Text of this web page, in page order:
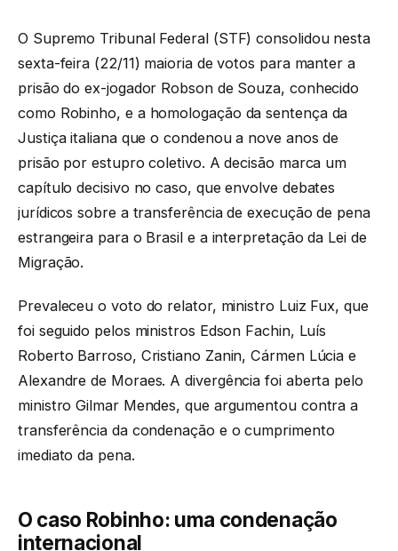
O Supremo Tribunal Federal (STF) consolidou nesta
sexta-feira (22/11) maioria de votos para manter a
prisão do ex-jogador Robson de Souza, conhecido
como Robinho, e a homologação da sentença da
Justiça italiana que o condenou a nove anos de
prisão por estupro coletivo. A decisão marca um
capítulo decisivo no caso, que envolve debates
jurídicos sobre a transferência de execução de pena
estrangeira para o Brasil e a interpretação da Lei de
Migração.
Prevaleceu o voto do relator, ministro Luiz Fux, que
foi seguido pelos ministros Edson Fachin, Luís
Roberto Barroso, Cristiano Zanin, Cármen Lúcia e
Alexandre de Moraes. A divergência foi aberta pelo
ministro Gilmar Mendes, que argumentou contra a
transferência da condenação e o cumprimento
imediato da pena.
O caso Robinho: uma condenação
internacional